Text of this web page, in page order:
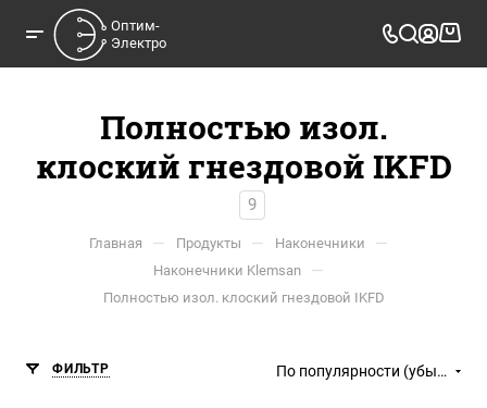
Оптим-
Электро
Полностью изол.
клоский гнездовой IKFD
9
Главная — Продукты — Наконечники —
Наконечники Klemsan —
Полностью изол. клоский гнездовой IKFD
ФИЛЬТР По популярности (убывание)